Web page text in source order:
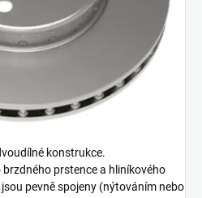
konstrukce.
prstence a hliníkového
pevně spojeny (nýtováním nebo